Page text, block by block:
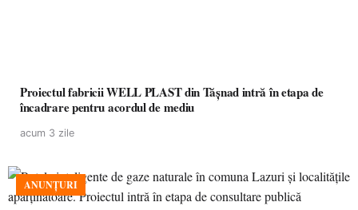
Proiectul fabricii WELL PLAST din Tășnad intră în etapa de
încadrare pentru acordul de mediu
acum 3 zile
ANUNȚURI